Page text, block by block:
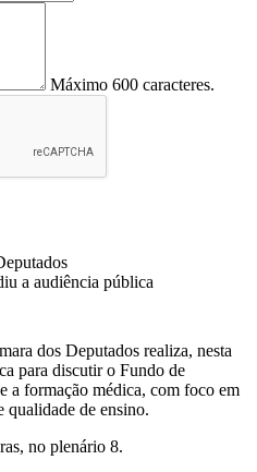
Máximo 600 caracteres.
a audiência pública
dos Deputados realiza, nesta
para discutir o Fundo de
a formação médica, com foco em
qualidade de ensino.
no plenário 8.